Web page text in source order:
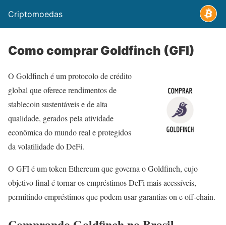
Criptomoedas
Como comprar Goldfinch (GFI)
O Goldfinch é um protocolo de crédito
global que oferece rendimentos de
stablecoin sustentáveis e de alta
qualidade, gerados pela atividade
econômica do mundo real e protegidos
da volatilidade do DeFi.
O GFI é um token Ethereum que governa o Goldfinch, cujo
objetivo final é tornar os empréstimos DeFi mais acessíveis,
permitindo empréstimos que podem usar garantias on e off-chain.